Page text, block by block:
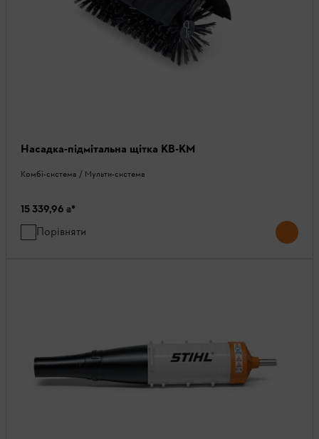
Насадка-підмітальна щітка KB-KM
Комбі-система / Мульти-система
15 339,96 ₴*
Порівняти